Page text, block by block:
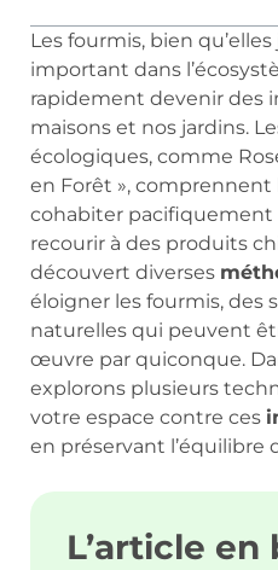
Les fourmis, bien
important dans
rapidement devenir des
maisons et nos jardins.
écologiques, comme
en Forêt », comprennent
cohabiter pacifiquement
recourir à des produits
découvert diverses
éloigner les fourmis, des
naturelles qui peuvent
œuvre par quiconque.
explorons plusieurs
votre espace contre ces
en préservant l’équilibre
L’article en